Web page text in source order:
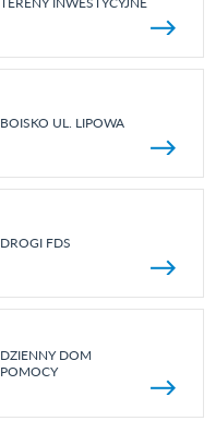
BOISKO UL. LIPOWA
DROGI FDS
DZIENNY DOM
POMOCY